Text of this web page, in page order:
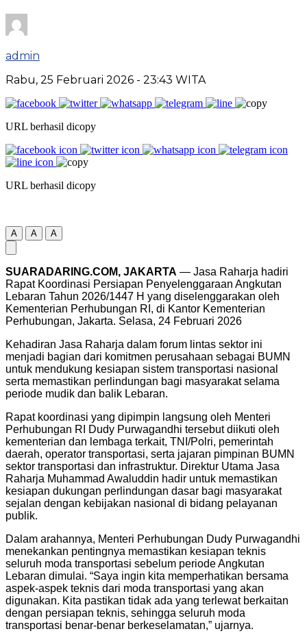
admin
Rabu, 25 Februari 2026 - 23:43 WITA
URL berhasil dicopy
URL berhasil dicopy
A A A
SUARADARING.COM, JAKARTA — Jasa Raharja hadiri
Rapat Koordinasi Persiapan Penyelenggaraan Angkutan
Lebaran Tahun 2026/1447 H yang diselenggarakan oleh
Kementerian Perhubungan RI, di Kantor Kementerian
Perhubungan, Jakarta. Selasa, 24 Februari 2026
Kehadiran Jasa Raharja dalam forum lintas sektor ini
menjadi bagian dari komitmen perusahaan sebagai BUMN
untuk mendukung kesiapan sistem transportasi nasional
serta memastikan perlindungan bagi masyarakat selama
periode mudik dan balik Lebaran.
Rapat koordinasi yang dipimpin langsung oleh Menteri
Perhubungan RI Dudy Purwagandhi tersebut diikuti oleh
kementerian dan lembaga terkait, TNI/Polri, pemerintah
daerah, operator transportasi, serta jajaran pimpinan BUMN
sektor transportasi dan infrastruktur. Direktur Utama Jasa
Raharja Muhammad Awaluddin hadir untuk memastikan
kesiapan dukungan perlindungan dasar bagi masyarakat
sejalan dengan kebijakan nasional di bidang pelayanan
publik.
Dalam arahannya, Menteri Perhubungan Dudy Purwagandhi
menekankan pentingnya memastikan kesiapan teknis
seluruh moda transportasi sebelum periode Angkutan
Lebaran dimulai. “Saya ingin kita memperhatikan bersama
aspek-aspek teknis dari moda transportasi yang akan
digunakan. Kita pastikan tidak ada yang terlewat berkaitan
dengan persiapan teknis, sehingga seluruh moda
transportasi benar-benar berkeselamatan,” ujarnya.